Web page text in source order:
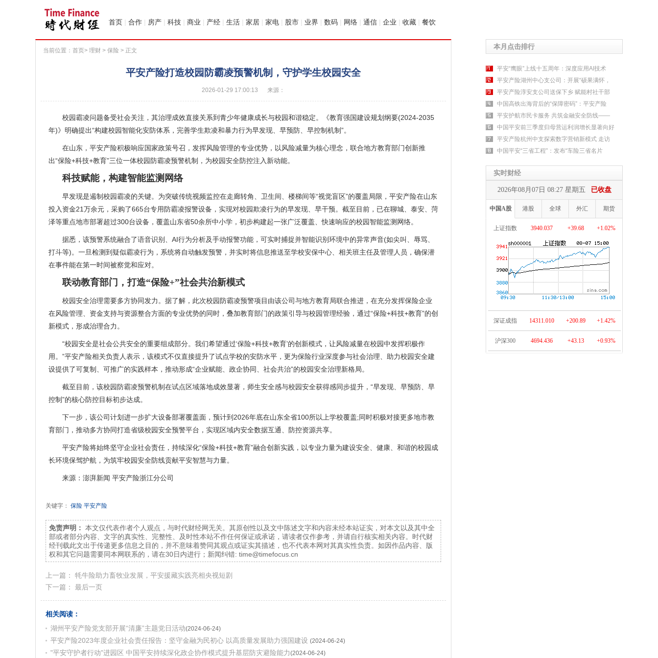
首页 | 合作 | 房产 | 科技 | 商业 | 产经 | 生活 | 家居 | 家电 | 股市 | 业界 | 数码 | 网络 | 通信 | 企业 | 收藏 | 餐饮
当前位置： 首页> 理财 > 保险 > 正文
平安产险打造校园防霸凌预警机制，守护学生校园安全
2026-01-29 17:00:13 来源：
校园霸凌问题备受社会关注，其治理成效直接关系到青少年健康成长与校园和谐稳定。《教育强国建设规划纲要(2024-2035
年)》明确提出“构建校园智能化安防体系，完善学生欺凌和暴力行为早发现、早预防、早控制机制”。
在山东，平安产险积极响应国家政策号召，发挥风险管理的专业优势，以风险减量为核心理念，联合地方教育部门创新推
出“保险+科技+教育”三位一体校园防霸凌预警机制，为校园安全防控注入新动能。
科技赋能，构建智能监测网络
早发现是遏制校园霸凌的关键。为突破传统视频监控在走廊转角、卫生间、楼梯间等“视觉盲区”的覆盖局限，平安产险在山东
投入资金21万余元，采购了665台专用防霸凌报警设备，实现对校园欺凌行为的早发现、早干预。截至目前，已在聊城、泰安、菏
泽等重点地市部署超过300台设备，覆盖山东省50余所中小学，初步构建起一张广泛覆盖、快速响应的校园智能监测网络。
据悉，该预警系统融合了语音识别、AI行为分析及手动报警功能，可实时捕捉并智能识别环境中的异常声音(如尖叫、辱骂、
打斗等)。一旦检测到疑似霸凌行为，系统将自动触发预警，并实时将信息推送至学校安保中心、相关班主任及管理人员，确保潜
在事件能在第一时间被察觉和应对。
联动教育部门，打造“保险+”社会共治新模式
校园安全治理需要多方协同发力。据了解，此次校园防霸凌预警项目由该公司与地方教育局联合推进，在充分发挥保险企业
在风险管理、资金支持与资源整合方面的专业优势的同时，叠加教育部门的政策引导与校园管理经验，通过“保险+科技+教育”的创
新模式，形成治理合力。
“校园安全是社会公共安全的重要组成部分。我们希望通过‘保险+科技+教育’的创新模式，让风险减量在校园中发挥积极作
用。”平安产险相关负责人表示，该模式不仅直接提升了试点学校的安防水平，更为保险行业深度参与社会治理、助力校园安全建
设提供了可复制、可推广的实践样本，推动形成“企业赋能、政企协同、社会共治”的校园安全治理新格局。
截至目前，该校园防霸凌预警机制在试点区域落地成效显著，师生安全感与校园安全获得感同步提升，“早发现、早预防、早
控制”的核心防控目标初步达成。
下一步，该公司计划进一步扩大设备部署覆盖面，预计到2026年底在山东全省100所以上学校覆盖;同时积极对接更多地市教
育部门，推动多方协同打造省级校园安全预警平台，实现区域内安全数据互通、防控资源共享。
平安产险将始终坚守企业社会责任，持续深化“保险+科技+教育”融合创新实践，以专业力量为建设安全、健康、和谐的校园成
长环境保驾护航，为筑牢校园安全防线贡献平安智慧与力量。
来源：澎湃新闻 平安产险浙江分公司
关键字： 保险 平安产险
免责声明： 本文仅代表作者个人观点，与时代财经网无关。其原创性以及文中陈述文字和内容未经本站证实，对本文以及其中全
部或者部分内容、文字的真实性、完整性、及时性本站不作任何保证或承诺，请读者仅作参考，并请自行核实相关内容。时代财
经刊载此文出于传递更多信息之目的，并不意味着赞同其观点或证实其描述，也不代表本网对其真实性负责。如因作品内容、版
权和其它问题需要同本网联系的，请在30日内进行；新闻纠错: time@timefocus.cn
上一篇： 牦牛险助力畜牧业发展，平安援藏实践亮相央视短剧
下一篇： 最后一页
相关阅读：
湖州平安产险党支部开展“清廉”主题党日活动(2024-06-24)
平安产险2023年度企业社会责任报告：坚守金融为民初心 以高质量发展助力强国建设 (2024-06-24)
"平安守护者行动"进园区 中国平安持续深化政企协作模式提升基层防灾避险能力(2024-06-24)
本月点击排行
平安“鹰眼”上线十五周年：深度应用AI技术
平安产险湖州中心支公司：开展“硕果满怀，
平安产险淳安支公司送保下乡 赋能村社干部
中国高铁出海背后的“保障密码”：平安产险
平安护航市民卡服务 共筑金融安全防线——
中国平安前三季度归母营运利润增长显著向好
平安产险杭州中支探索数字营销新模式 走访
中国平安“三省工程”：发布“车险三省名片
实时财经